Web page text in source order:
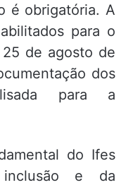
é obrigatória. A
para o
de agosto de
dos
para a
do Ifes
e da